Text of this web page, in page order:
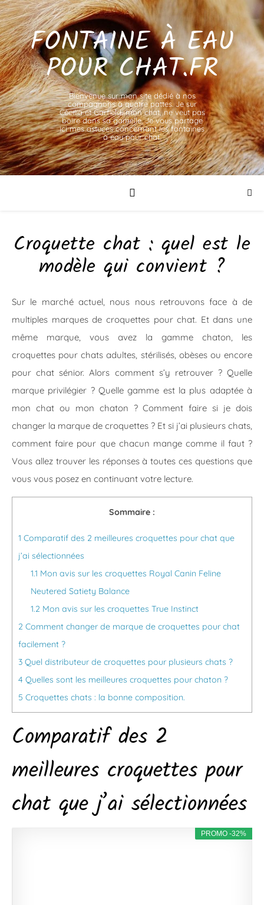
FONTAINE À EAU
POUR CHAT.FR
Bienvenue sur mon site dédié à nos
compagnons à quatre pattes. Je sur
Cécilia et Garfield, mon chat, ne veut pas
boire dans sa gamelle. Je vous partage
ici mes astuces concernant les fontaines
à eau pour chat.
Croquette chat : quel est le
modèle qui convient ?
Sur le marché actuel, nous nous retrouvons face à de
multiples marques de croquettes pour chat. Et dans une
même marque, vous avez la gamme chaton, les
croquettes pour chats adultes, stérilisés, obèses ou encore
pour chat sénior. Alors comment s’y retrouver ? Quelle
marque privilégier ? Quelle gamme est la plus adaptée à
mon chat ou mon chaton ? Comment faire si je dois
changer la marque de croquettes ? Et si j’ai plusieurs chats,
comment faire pour que chacun mange comme il faut ?
Vous allez trouver les réponses à toutes ces questions que
vous vous posez en continuant votre lecture.
Sommaire :
1 Comparatif des 2 meilleures croquettes pour chat que
j’ai sélectionnées
1.1 Mon avis sur les croquettes Royal Canin Feline
Neutered Satiety Balance
1.2 Mon avis sur les croquettes True Instinct
2 Comment changer de marque de croquettes pour chat
facilement ?
3 Quel distributeur de croquettes pour plusieurs chats ?
4 Quelles sont les meilleures croquettes pour chaton ?
5 Croquettes chats : la bonne composition.
Comparatif des 2
meilleures croquettes pour
chat que j’ai sélectionnées
PROMO -32%